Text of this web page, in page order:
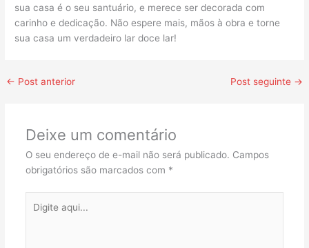
sua casa é o seu santuário, e merece ser decorada com
carinho e dedicação. Não espere mais, mãos à obra e torne
sua casa um verdadeiro lar doce lar!
← Post anterior Post seguinte →
Deixe um comentário
O seu endereço de e-mail não será publicado. Campos
obrigatórios são marcados com *
aqui...